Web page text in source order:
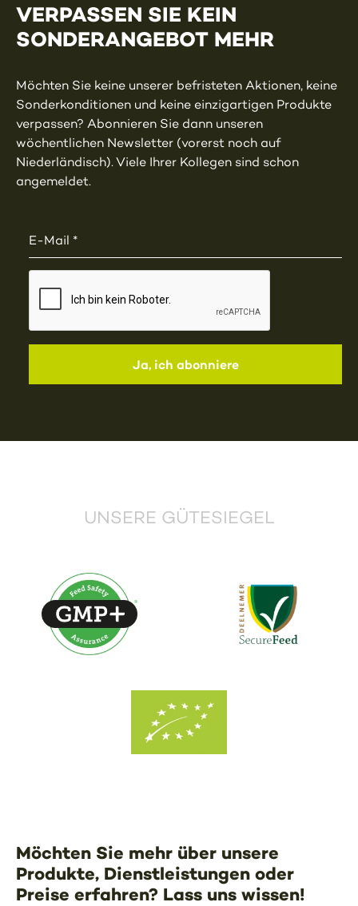
VERPASSEN SIE KEIN
SONDERANGEBOT MEHR
Möchten Sie keine unserer befristeten Aktionen, keine
Sonderkonditionen und keine einzigartigen Produkte
verpassen? Abonnieren Sie dann unseren
wöchentlichen Newsletter (vorerst noch auf
Niederländisch). Viele Ihrer Kollegen sind schon
angemeldet.
UNSERE GÜTESIEGEL
Möchten Sie mehr über unsere
Produkte, Dienstleistungen oder
Preise erfahren? Lass uns wissen!